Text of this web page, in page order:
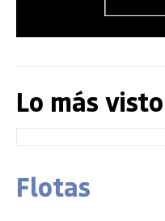
Lo más visto
Flotas